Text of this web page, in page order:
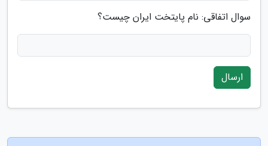
سوال اتفاقی: نام پایتخت ایران چیست؟
ارسال